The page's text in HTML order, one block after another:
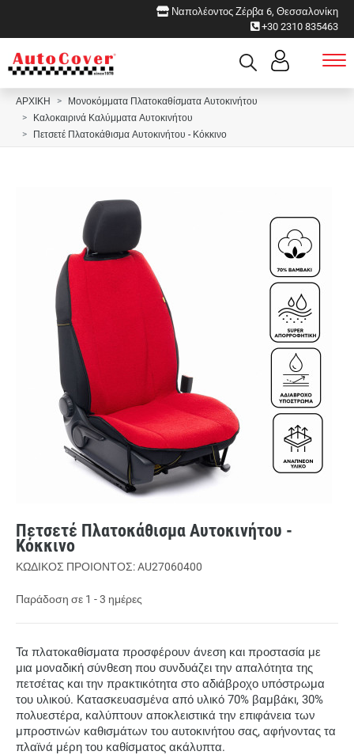
Ναπολέοντος Ζέρβα 6, Θεσσαλονίκη
+30 2310 835463
ΑΡΧΙΚΗ
Μονοκόμματα Πλατοκαθίσματα Αυτοκινήτου
Καλοκαιρινά Καλύμματα Αυτοκινήτου
Πετσετέ Πλατοκάθισμα Αυτοκινήτου - Κόκκινο
Πετσετέ Πλατοκάθισμα Αυτοκινήτου -
Κόκκινο
ΚΩΔΙΚΟΣ ΠΡΟΙΟΝΤΟΣ: AU27060400
Παράδοση σε 1 - 3 ημέρες
Τα πλατοκαθίσματα προσφέρουν άνεση και προστασία με
μια μοναδική σύνθεση που συνδυάζει την απαλότητα της
πετσέτας και την πρακτικότητα στο αδιάβροχο υπόστρωμα
του υλικού. Κατασκευασμένα από υλικό 70% βαμβάκι, 30%
πολυεστέρα, καλύπτουν αποκλειστικά την επιφάνεια των
μπροστινών καθισμάτων του αυτοκινήτου σας, αφήνοντας τα
πλαϊνά μέρη του καθίσματος ακάλυπτα.